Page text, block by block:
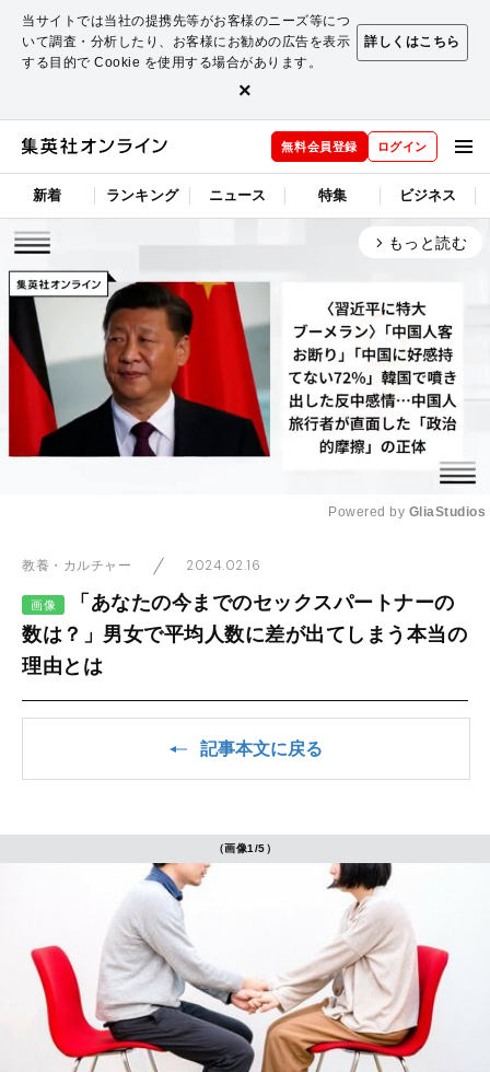
当サイトでは当社の提携先等がお客様のニーズ等につ
いて調査・分析したり、お客様にお勧めの広告を表示
する目的で Cookie を使用する場合があります。
詳しくはこちら
×
無料会員登録 ログイン
新着 ランキング ニュース 特集 ビジネス
arrow_forward_ios もっと読む
Powered by GliaStudios
教養・カルチャー 2024.02.16
画像
「あなたの今までのセックスパートナーの
数は？」男女で平均人数に差が出てしまう本当の
理由とは
記事本文に戻る
（画像1/5）